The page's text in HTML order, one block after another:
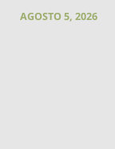
AGOSTO 5, 2026